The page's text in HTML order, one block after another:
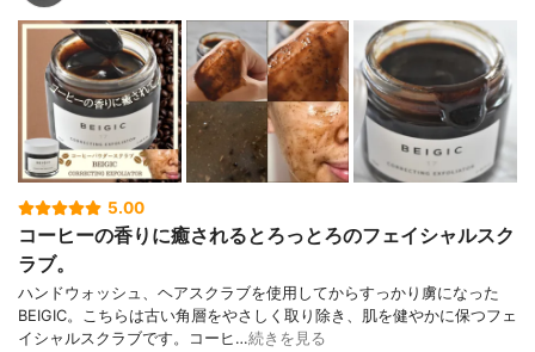
5.00
コーヒーの香りに癒されるとろっとろのフェイシャルスク
ラブ。
ハンドウォッシュ、ヘアスクラブを使用してからすっかり虜になった
BEIGIC。こちらは古い角層をやさしく取り除き、肌を健やかに保つフェ
イシャルスクラブです。コーヒ…続きを見る